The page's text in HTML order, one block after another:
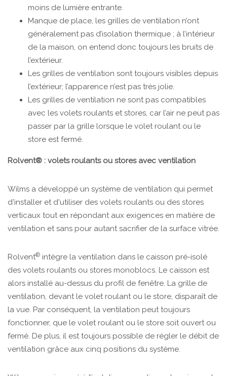
moins de lumière entrante.
Manque de place, les grilles de ventilation n’ont
généralement pas d’isolation thermique ; à l’intérieur
de la maison, on entend donc toujours les bruits de
l’extérieur.
Les grilles de ventilation sont toujours visibles depuis
l’extérieur; l’apparence n’est pas très jolie.
Les grilles de ventilation ne sont pas compatibles
avec les volets roulants et stores, car l’air ne peut pas
passer par la grille lorsque le volet roulant ou le
store est fermé.
Rolvent® : volets roulants ou stores avec ventilation
Wilms a développé un système de ventilation qui permet
d'installer et d'utiliser des volets roulants ou des stores
verticaux tout en répondant aux exigences en matière de
ventilation et sans pour autant sacrifier de la surface vitrée.
Rolvent® intègre la ventilation dans le caisson pré-isolé
des volets roulants ou stores monoblocs. Le caisson est
alors installé au-dessus du profil de fenêtre. La grille de
ventilation, devant le volet roulant ou le store, disparaît de
la vue. Par conséquent, la ventilation peut toujours
fonctionner, que le volet roulant ou le store soit ouvert ou
fermé. De plus, il est toujours possible de régler le débit de
ventilation grâce aux cinq positions du système.